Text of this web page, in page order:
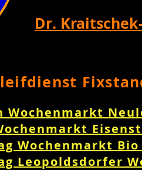
Dr.
Wochenmarkt
Wochenmarkt
Leopoldsdorfer